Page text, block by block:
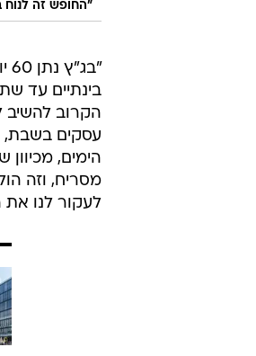
"החופש זה לנוח
בינתיים עד
הקרוב להשיב
הימים,
מסריח, וזה
לעקור לנו